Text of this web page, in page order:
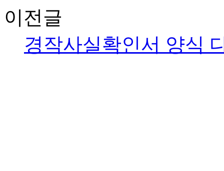
이전글
경작사실확인서 양식